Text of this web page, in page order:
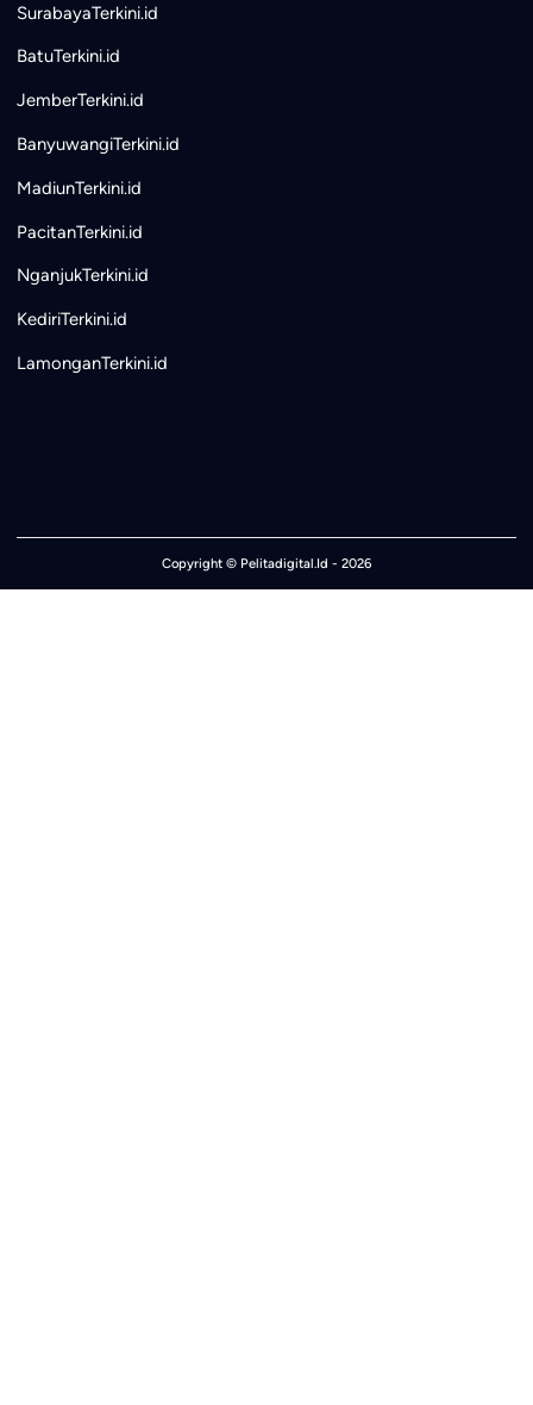
SurabayaTerkini.id
BatuTerkini.id
JemberTerkini.id
BanyuwangiTerkini.id
MadiunTerkini.id
PacitanTerkini.id
NganjukTerkini.id
KediriTerkini.id
LamonganTerkini.id
Copyright © Pelitadigital.Id - 2026